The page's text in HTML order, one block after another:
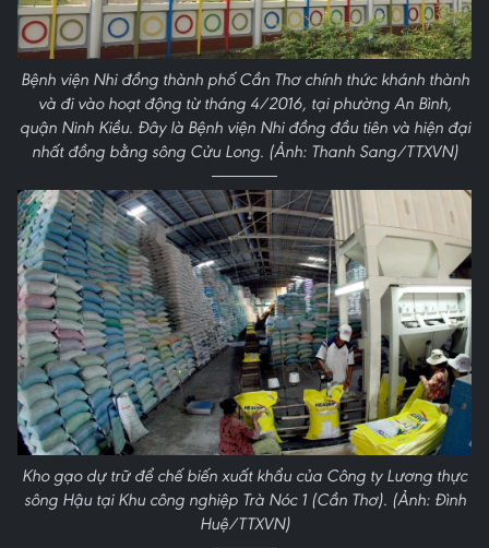
Bệnh viện Nhi đồng thành phố Cần Thơ chính thức khánh thành
và đi vào hoạt động từ tháng 4/2016, tại phường An Bình,
quận Ninh Kiều. Đây là Bệnh viện Nhi đồng đầu tiên và hiện đại
nhất đồng bằng sông Cửu Long. (Ảnh: Thanh Sang/TTXVN)
Kho gạo dự trữ để chế biến xuất khẩu của Công ty Lương thực
sông Hậu tại Khu công nghiệp Trà Nóc 1 (Cần Thơ). (Ảnh: Đình
Huệ/TTXVN)